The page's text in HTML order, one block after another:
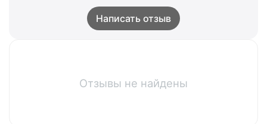
Написать отзыв
Отзывы не найдены